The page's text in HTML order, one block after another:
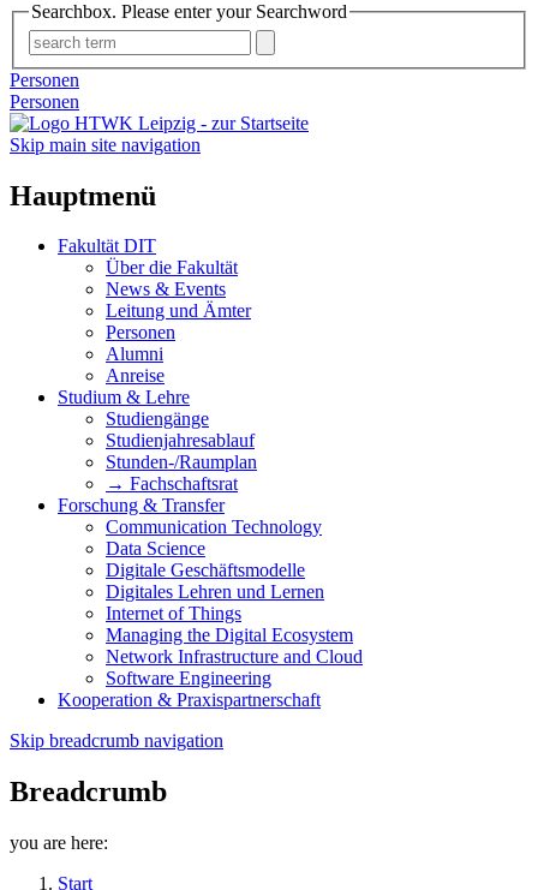
Searchbox. Please enter your Searchword
Personen
Personen
Skip main site navigation
Hauptmenü
Fakultät DIT
Über die Fakultät
News & Events
Leitung und Ämter
Personen
Alumni
Anreise
Studium & Lehre
Studiengänge
Studienjahresablauf
Stunden-/Raumplan
→ Fachschaftsrat
Forschung & Transfer
Communication Technology
Data Science
Digitale Geschäftsmodelle
Digitales Lehren und Lernen
Internet of Things
Managing the Digital Ecosystem
Network Infrastructure and Cloud
Software Engineering
Kooperation & Praxispartnerschaft
Skip breadcrumb navigation
Breadcrumb
you are here:
Start